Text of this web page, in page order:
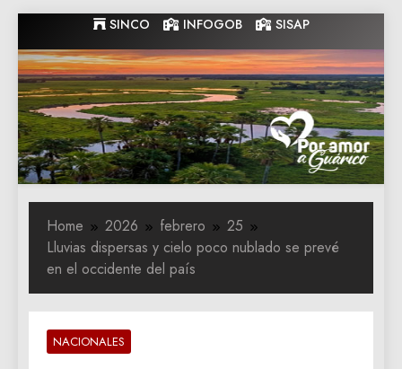
to
content
SINCO INFOGOB SISAP
Gobernacion
de Guarico
Gobernacion de Guarico
Home 2026 febrero
25
Lluvias dispersas y cielo poco nublado se prevé
en el occidente del país
NACIONALES